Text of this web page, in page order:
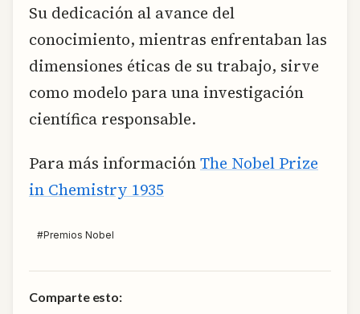
Su dedicación al avance del
conocimiento, mientras enfrentaban las
dimensiones éticas de su trabajo, sirve
como modelo para una investigación
científica responsable.
Para más informaciónThe Nobel Prize
in Chemistry 1935
#Premios Nobel
Comparte esto: